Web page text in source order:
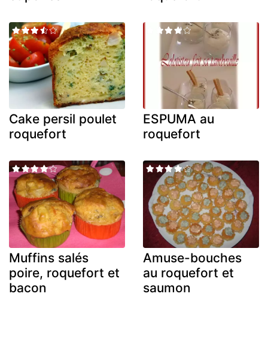
Cake persil poulet
roquefort
ESPUMA au
roquefort
Muffins salés
poire, roquefort et
bacon
Amuse-bouches
au roquefort et
saumon